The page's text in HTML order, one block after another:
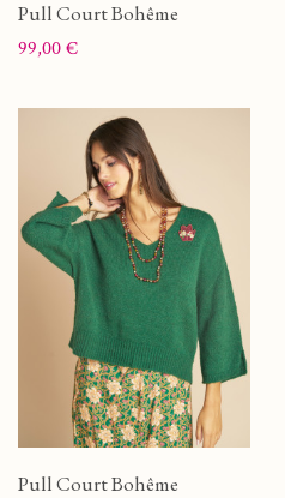
Pull Court Bohême
Prix
99,00 €
Pull Court Bohême